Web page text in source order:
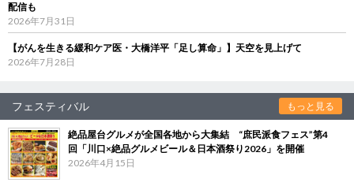
配信も
2026年7月31日
【がんを生きる緩和ケア医・大橋洋平「足し算命」】天空を見上げて
2026年7月28日
フェスティバル もっと見る
絶品屋台グルメが全国各地から大集結 “庶民派食フェス”第4
回「川口×絶品グルメビール＆日本酒祭り2026」を開催
2026年4月15日